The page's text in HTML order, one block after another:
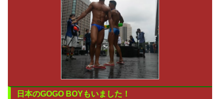
日本のGOGO BOYもいました！